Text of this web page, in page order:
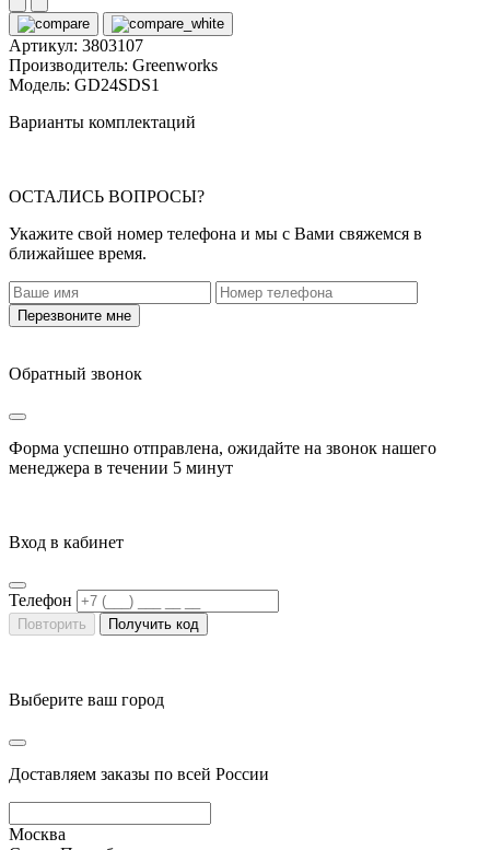
Артикул: 3803107
Производитель: Greenworks
Модель: GD24SDS1
Варианты комплектаций
ОСТАЛИСЬ ВОПРОСЫ?
Укажите свой номер телефона и мы с Вами свяжемся в
ближайшее время.
Перезвоните мне
Обратный звонок
Форма успешно отправлена, ожидайте на звонок нашего
менеджера в течении 5 минут
Вход в кабинет
Телефон
Повторить Получить код
Выберите ваш город
Доставляем заказы по всей России
Москва